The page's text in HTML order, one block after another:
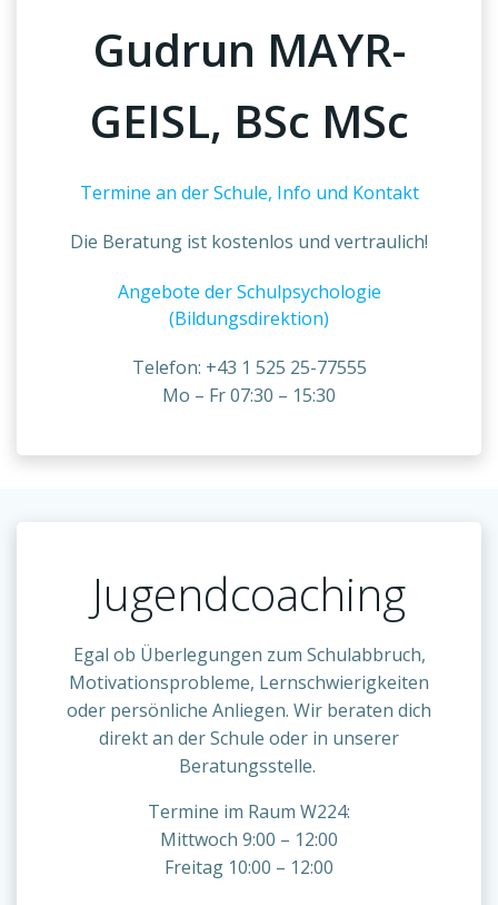
Gudrun MAYR-
GEISL, BSc MSc
Termine an der Schule, Info und Kontakt
Die Beratung ist kostenlos und vertraulich!
Angebote der Schulpsychologie
(Bildungsdirektion)
Telefon: +43 1 525 25-77555
Mo – Fr 07:30 – 15:30
Jugendcoaching
Egal ob Überlegungen zum Schulabbruch,
Motivationsprobleme, Lernschwierigkeiten
oder persönliche Anliegen. Wir beraten dich
direkt an der Schule oder in unserer
Beratungsstelle.
Termine im Raum W224:
Mittwoch 9:00 – 12:00
Freitag 10:00 – 12:00